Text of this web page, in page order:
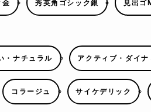
金 秀英角ゴシック銀 見出ゴ
・ナチュラル アクティブ・ダイナ
コラージュ サイケデリック